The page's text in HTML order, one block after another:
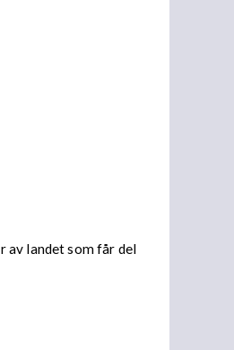
av landet som får del